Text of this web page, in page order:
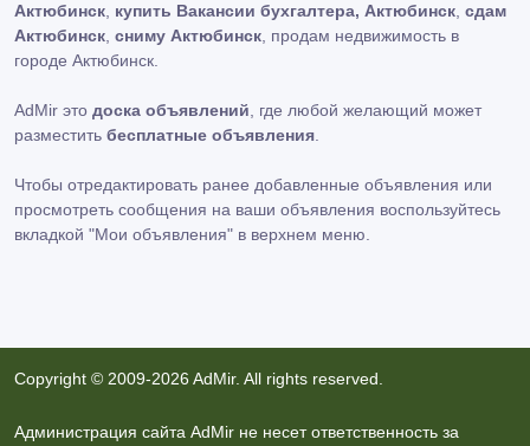
Актюбинск купить Вакансии бухгалтера, Актюбинск сдам
Актюбинск сниму Актюбинск , продам недвижимость в
городе Актюбинск.
AdMir это доска объявлений , где любой желающий может
разместить бесплатные объявления
Чтобы отредактировать ранее добавленные объявления или
просмотреть сообщения на ваши объявления воспользуйтесь
вкладкой "Мои объявления" в верхнем меню.
Copyright © 2009-2026 AdMir. All rights reserved.
Администрация сайта AdMir не несет ответственность за